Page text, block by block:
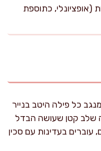
(אופציונלי, כתוספת
כל פילה היטב בנייר
שלב קטן שעושה הבדל
בעדינות עם סכין